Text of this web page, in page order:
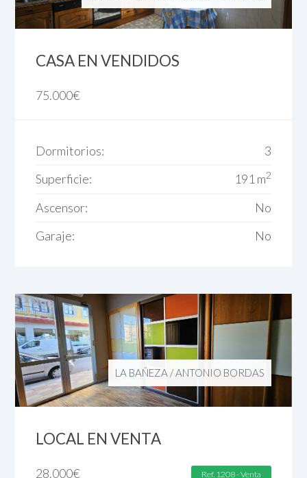
CASA EN VENDIDOS
75.000€
Dormitorios:
3
Superficie:
191 m2
Ascensor:
No
Garaje:
No
LA BAÑEZA /ANTONIO BORDAS
LOCAL EN VENTA
28.000€ Ref. 1208 - Venta